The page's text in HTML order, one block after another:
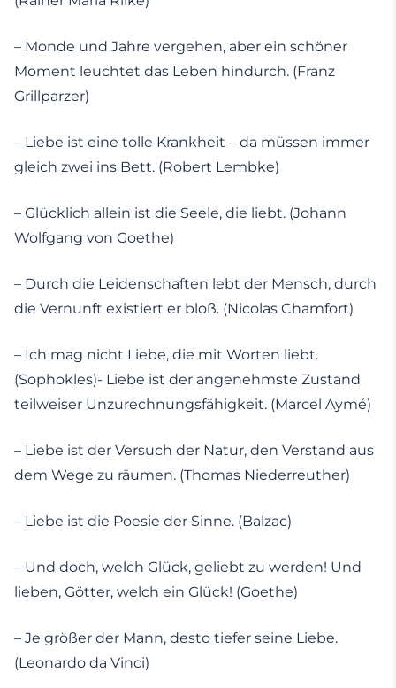
– Monde und Jahre vergehen, aber ein schöner
Moment leuchtet das Leben hindurch. (Franz
Grillparzer)
– Liebe ist eine tolle Krankheit – da müssen immer
gleich zwei ins Bett. (Robert Lembke)
– Glücklich allein ist die Seele, die liebt. (Johann
Wolfgang von Goethe)
– Durch die Leidenschaften lebt der Mensch, durch
die Vernunft existiert er bloß. (Nicolas Chamfort)
– Ich mag nicht Liebe, die mit Worten liebt.
(Sophokles)- Liebe ist der angenehmste Zustand
teilweiser Unzurechnungsfähigkeit. (Marcel Aymé)
– Liebe ist der Versuch der Natur, den Verstand aus
dem Wege zu räumen. (Thomas Niederreuther)
– Liebe ist die Poesie der Sinne. (Balzac)
– Und doch, welch Glück, geliebt zu werden! Und
lieben, Götter, welch ein Glück! (Goethe)
– Je größer der Mann, desto tiefer seine Liebe.
(Leonardo da Vinci)